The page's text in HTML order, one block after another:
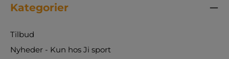
Kategorier
Tilbud
Nyheder - Kun hos Ji sport